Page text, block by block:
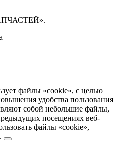
файлы «cookie», с целью
удобства пользования
собой небольшие файлы,
посещениях веб-
файлы «cookie»,